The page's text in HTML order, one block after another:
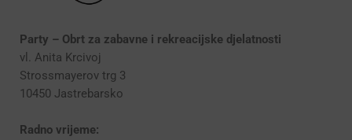
Party – Obrt za zabavne i rekreacijske djelatnosti
vl. Anita Krcivoj
Strossmayerov trg 3
10450 Jastrebarsko
Radno vrijeme: